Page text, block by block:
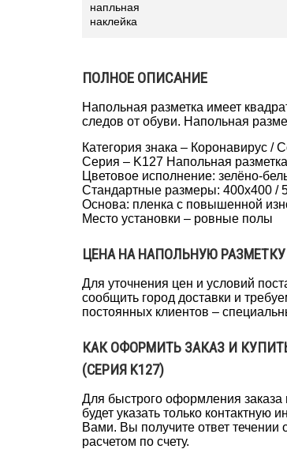
напльная
наклейка
ПОЛНОЕ ОПИСАНИЕ
Напольная разметка имеет
следов от обуви. Напольная
Категория знака – Коронавирус /
Серия – K127 Напольная
Цветовое исполнение: зелёно-
Стандартные размеры: 400x400 /
Основа: пленка с повышенной
Место установки – ровные полы
ЦЕНА НА НАПОЛЬНУЮ
Для уточнения цен и условий
сообщить город доставки и
постоянных клиентов –
КАК ОФОРМИТЬ ЗАКАЗ И
(СЕРИЯ K127)
Для быстрого оформления заказа
будет указать только
Вами. Вы получите ответ течении
расчетом по счету.